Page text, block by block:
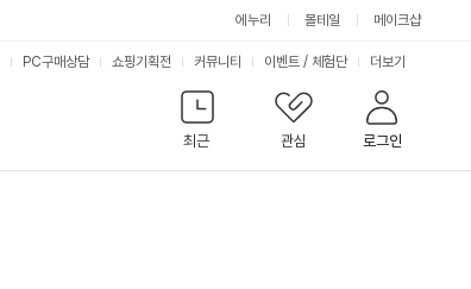
에누리 몰테일 메이크샵
최근
관심 로그인
PC구매상담 쇼핑기획전 커뮤니티 이벤트 / 체험단 서
비
스
더보기